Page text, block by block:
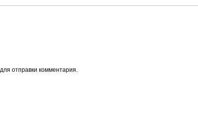
для отправки комментария.